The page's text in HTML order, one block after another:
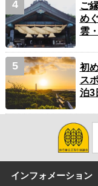
ご
め
雲
初
ス
泊3
インフォメーション